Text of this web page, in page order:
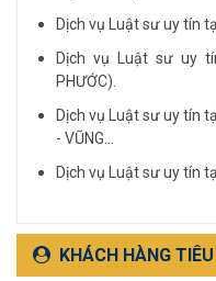
Dịch vụ Luật sư uy tín
Dịch vụ Luật sư uy
PHƯỚC).
Dịch vụ Luật sư uy tín
- VŨNG...
Dịch vụ Luật sư uy tín
Dịch vụ Luật sư uy
KHÁCH HÀNG TIÊU